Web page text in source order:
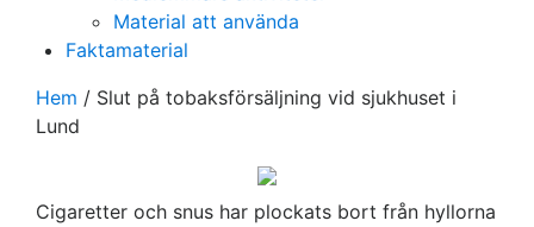
Material att använda
Faktamaterial
Hem / Slut på tobaksförsäljning vid sjukhuset i
Lund
Cigaretter och snus har plockats bort från hyllorna